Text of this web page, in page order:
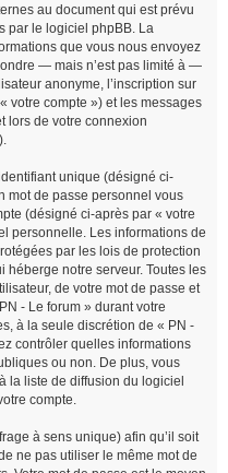
au document qui est prévu
par le logiciel phpBB. La
que vous nous envoyez
— mais n’est pas limité à —
anonyme, l’inscription sur
votre compte ») et les messages
lors de votre connexion
unique (désigné ci-
mot de passe personnel vous
(désigné ci-après par « votre
personnelle. Les informations de
par les lois de protection
notre serveur. Toutes les
de votre mot de passe et
- Le forum » durant votre
à la seule discrétion de « PN -
contrôler quelles informations
ou non. De plus, vous
la liste de diffusion du logiciel
compte.
à sens unique) afin qu’il soit
ne pas utiliser le même mot de